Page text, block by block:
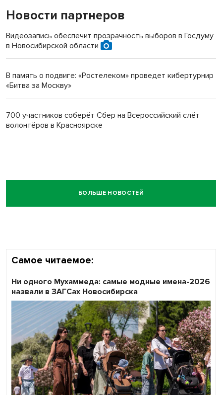
Новости партнеров
Видеозапись обеспечит прозрачность выборов в Госдуму
в Новосибирской области
В память о подвиге: «Ростелеком» проведет кибертурнир
«Битва за Москву»
700 участников соберёт Сбер на Всероссийский слёт
волонтёров в Красноярске
БОЛЬШЕ НОВОСТЕЙ
Самое читаемое:
Ни одного Мухаммеда: самые модные имена-2026
назвали в ЗАГСах Новосибирска